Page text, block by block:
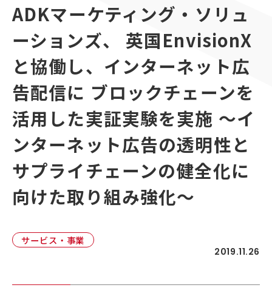
3つのソリューション領域
顧客接点マネジメント
顧客体験デザイン
ADKの独自性
企画力・クリエイティビティ
統合ソリューション
ニュースリリース
採用情報
ADKマーケティング・ソリュ
ーションズ、 英国EnvisionX
と協働し、インターネット広
告配信に ブロックチェーンを
活用した実証実験を実施 ～イ
ンターネット広告の透明性と
サプライチェーンの健全化に
向けた取り組み強化～
サービス・事業
2019.11.26